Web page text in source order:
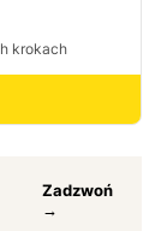
Zadzwoń
→